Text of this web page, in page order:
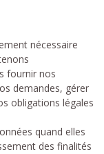
nécessaire
fournir nos
demandes, gérer
obligations légales
quand elles
des finalités